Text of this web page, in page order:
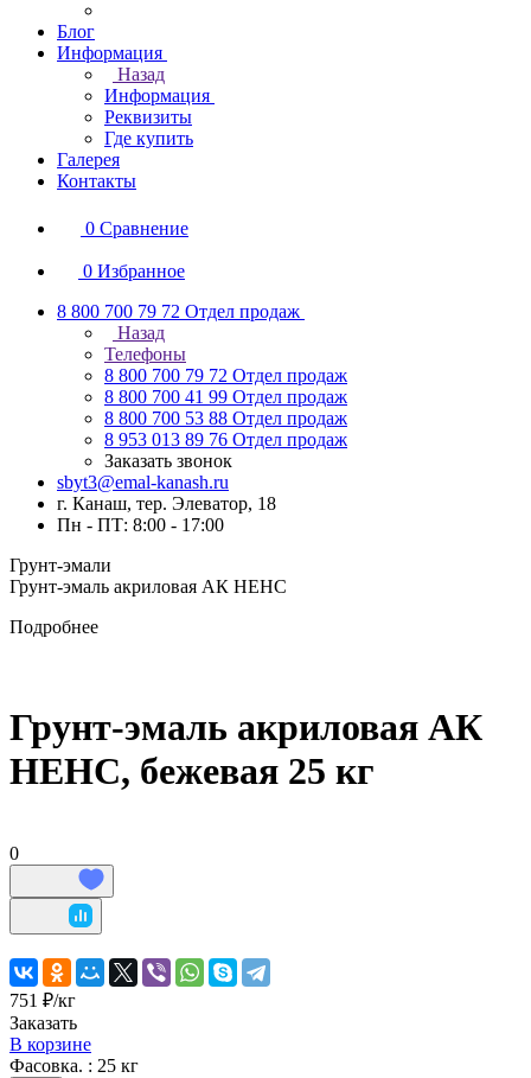
Блог
Информация
Назад
Информация
Реквизиты
Где купить
Галерея
Контакты
0 Сравнение
0 Избранное
8 800 700 79 72 Отдел продаж
Назад
Телефоны
8 800 700 79 72 Отдел продаж
8 800 700 41 99 Отдел продаж
8 800 700 53 88 Отдел продаж
8 953 013 89 76 Отдел продаж
Заказать звонок
sbyt3@emal-kanash.ru
г. Канаш, тер. Элеватор, 18
Пн - ПТ: 8:00 - 17:00
Грунт-эмали
Грунт-эмаль акриловая АК НЕНС
Подробнее
Грунт-эмаль акриловая АК
НЕНС, бежевая 25 кг
0
751 ₽/кг
Заказать
В корзине
Фасовка. : 25 кг